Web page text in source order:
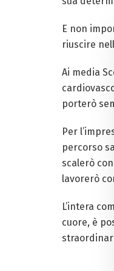
E non
riuscire
Ai media
porterò
Per
percorso
scalerò
lavorerò
L’intera
cuore, è